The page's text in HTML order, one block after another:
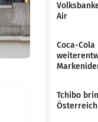
Air
Coca-
Tchibo
Österreich